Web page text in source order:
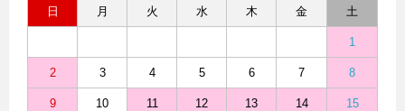
日
月 火 水 木 金 土
1
2 3 4 5 6 7 8
9 10 11 12 13 14 15